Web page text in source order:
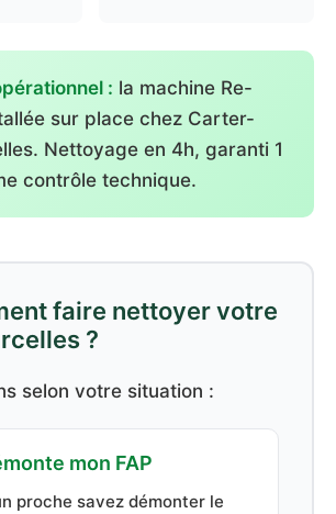
: la machine Re-
sur place chez Carter-
Nettoyage en 4h, garanti 1
contrôle technique.
faire nettoyer votre
?
selon votre situation :
mon FAP
proche savez démonter le